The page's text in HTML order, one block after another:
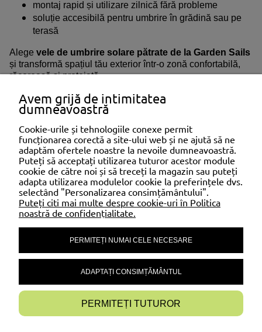
montaj rapid și utilizare zilnică fără probleme
soluție accesibilă pentru umbrire în grădină sau pe
terasă
Alege vele de umbrire solare pătrate de la Garden Sails
și transformă spațiul tău exterior într-o zonă confortabilă,
răcoroasă și protejată.
Pe Gardensails.eu găsești produse adaptate nevoilor tale,
astfel încât să te bucuri de relaxare în aer liber pe tot
SHOPPING
AJUTOR
CONTUL MEU
INFORMAȚII
Avem grijă de intimitatea
dumneavoastră
Cookie-urile și tehnologiile conexe permit
funcționarea corectă a site-ului web și ne ajută să ne
adaptăm ofertele noastre la nevoile dumneavoastră.
Puteți să acceptați utilizarea tuturor acestor module
cookie de către noi și să treceți la magazin sau puteți
adapta utilizarea modulelor cookie la preferințele dvs.
selectând "Personalizarea consimțământului".
Puteți citi mai multe despre cookie-uri în Politica
noastră de confidențialitate.
PERMITEȚI NUMAI CELE NECESARE
ADAPTAȚI CONSIMȚĂMÂNTUL
PERMITEȚI TUTUROR